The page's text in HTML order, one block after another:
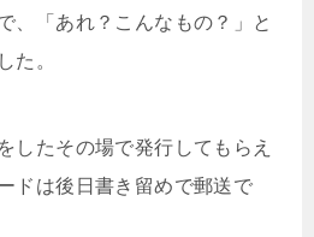
、「あれ？こんなもの？」と
た。
したその場で発行してもらえ
ドは後日書き留めで郵送で